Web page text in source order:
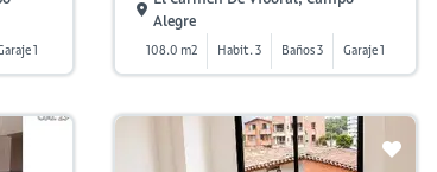
1
Alegre
108.0 m2 Habit. 3 Baños 3 Garaje 1